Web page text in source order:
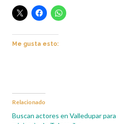
Me gusta esto:
Relacionado
Buscan actores en Valledupar para